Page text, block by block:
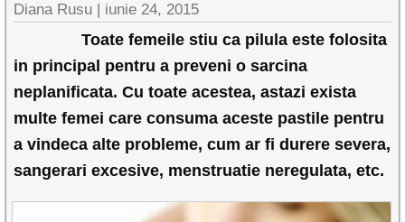
Diana Rusu | iunie 24, 2015
Toate femeile stiu ca pilula este folosita
in principal pentru a preveni o sarcina
neplanificata. Cu toate acestea, astazi exista
multe femei care consuma aceste pastile pentru
a vindeca alte probleme, cum ar fi durere severa,
sangerari excesive, menstruatie neregulata, etc.